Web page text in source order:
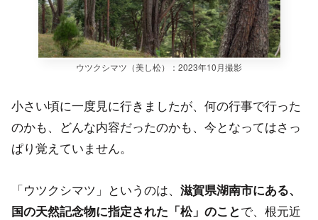
ウツクシマツ（美し松）：2023年10月撮影
小さい頃に一度見に行きましたが、何の行事で行った
のかも、どんな内容だったのかも、今となってはさっ
ぱり覚えていません。
「ウツクシマツ」というのは、 滋賀県湖南市にある、
国の天然記念物に指定された「松」のことで、根元近